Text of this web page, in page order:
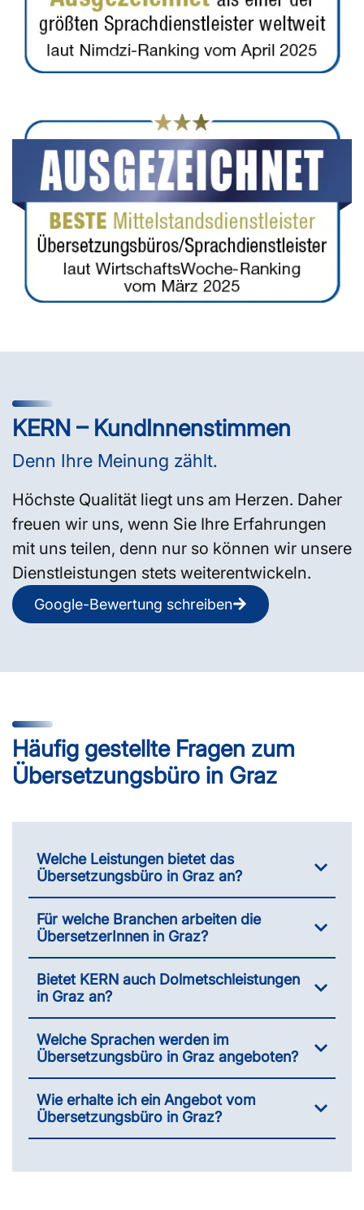
KERN – KundInnenstimmen
Denn Ihre Meinung zählt.
Höchste Qualität liegt uns am Herzen. Daher
freuen wir uns, wenn Sie Ihre Erfahrungen
mit uns teilen, denn nur so können wir unsere
Dienstleistungen stets weiterentwickeln.
Google-Bewertung schreiben
Häufig gestellte Fragen zum
Übersetzungsbüro in Graz
Welche Leistungen bietet das
Übersetzungsbüro in Graz an?
Für welche Branchen arbeiten die
ÜbersetzerInnen in Graz?
Bietet KERN auch Dolmetschleistungen
in Graz an?
Welche Sprachen werden im
Übersetzungsbüro in Graz angeboten?
Wie erhalte ich ein Angebot vom
Übersetzungsbüro in Graz?